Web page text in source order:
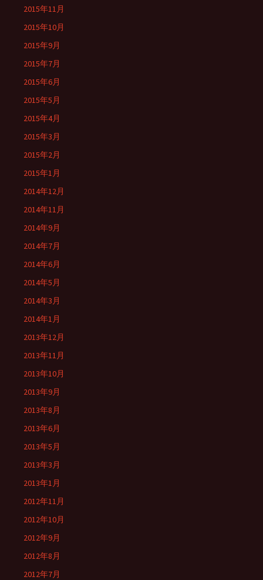
2015年11月
2015年10月
2015年9月
2015年7月
2015年6月
2015年5月
2015年4月
2015年3月
2015年2月
2015年1月
2014年12月
2014年11月
2014年9月
2014年7月
2014年6月
2014年5月
2014年3月
2014年1月
2013年12月
2013年11月
2013年10月
2013年9月
2013年8月
2013年6月
2013年5月
2013年3月
2013年1月
2012年11月
2012年10月
2012年9月
2012年8月
2012年7月